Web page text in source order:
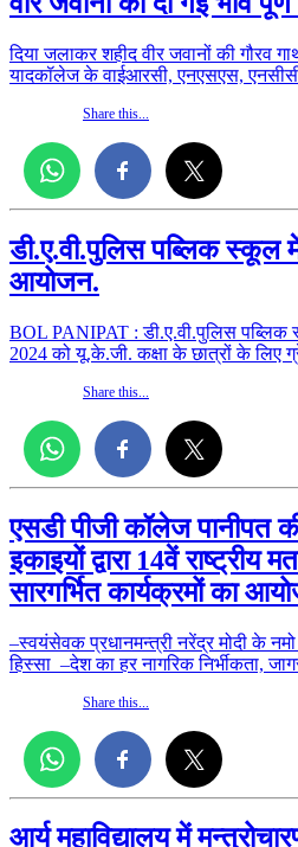
दिया जलाकर शहीद वीर जवानों की गौरव
यादकॉलेज के वाईआरसी, एनएसएस,
Share this...
डी.ए.वी.पुलिस पब्लिक स्कूल
आयोजन.
BOL PANIPAT : डी.ए.वी.पुलिस पब्लिक
2024 को यू.के.जी. कक्षा के छात्रों के
Share this...
एसडी पीजी कॉलेज पानीपत
इकाइयों द्वारा 14वें
सारगर्भित कार्यक्रमों का
–स्वयंसेवक प्रधानमन्त्री नरेंद्र मोदी के
हिस्सा –देश का हर नागरिक निर्भीकता,
Share this...
आर्य महाविद्यालय में